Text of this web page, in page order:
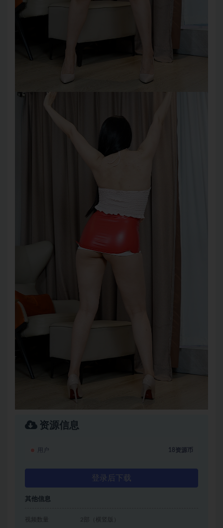
资源信息
用户 18资源币
登录后下载
其他信息
视频数量 2部（横竖版）